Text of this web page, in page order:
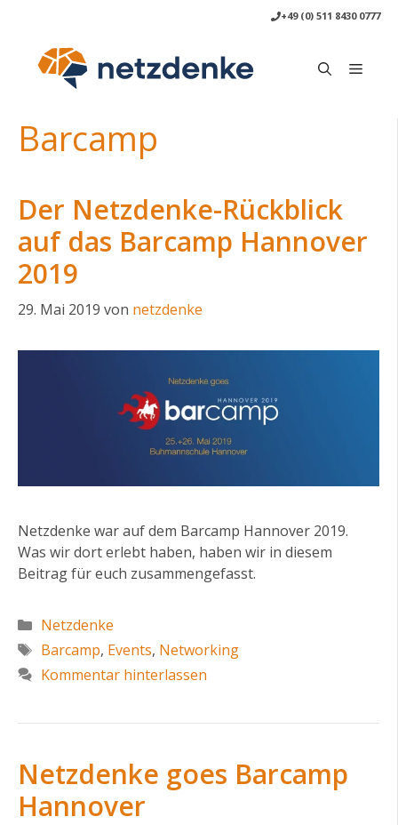
springen
+49 (0) 511 8430 0777
Menü
Barcamp
Der Netzdenke-Rückblick
auf das Barcamp Hannover
2019
29. Mai 2019 von netzdenke
Netzdenke war auf dem Barcamp Hannover 2019.
Was wir dort erlebt haben, haben wir in diesem
Beitrag für euch zusammengefasst.
Kategorien
Netzdenke
Schlagwörter
Barcamp, Events, Networking
Kommentar hinterlassen
Netzdenke goes Barcamp
Hannover